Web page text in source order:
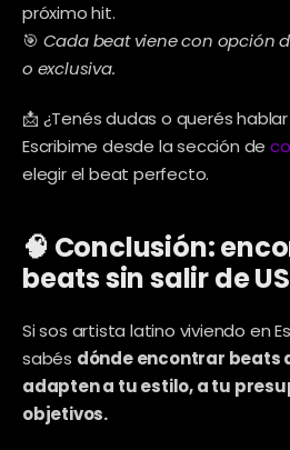
próximo hit.
🎯 Cada beat viene con opción
o exclusiva.
📩 ¿Tenés dudas o querés
Escribime desde la sección de
elegir el beat perfecto.
🧠 Conclusión:
beats sin salir de
Si sos artista latino viviendo en
sabés dónde encontrar beats
adapten a tu estilo, a tu
objetivos.